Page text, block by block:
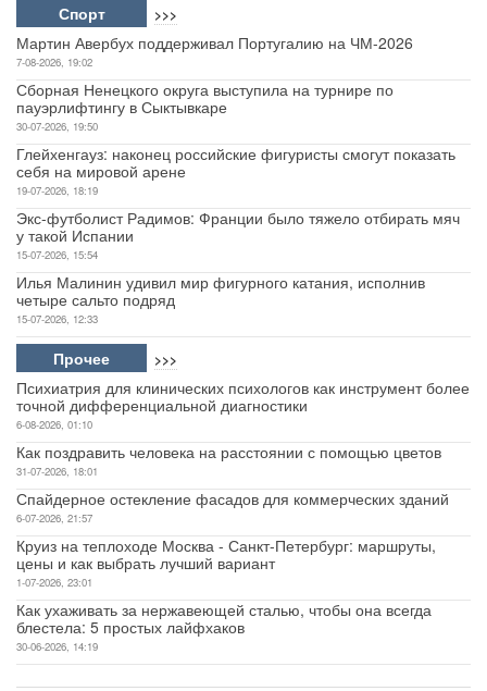
Спорт >>>
Мартин Авербух поддерживал Португалию на ЧМ-2026
7-08-2026, 19:02
Сборная Ненецкого округа выступила на турнире по
пауэрлифтингу в Сыктывкаре
30-07-2026, 19:50
Глейхенгауз: наконец российские фигуристы смогут показать
себя на мировой арене
19-07-2026, 18:19
Экс-футболист Радимов: Франции было тяжело отбирать мяч
у такой Испании
15-07-2026, 15:54
Илья Малинин удивил мир фигурного катания, исполнив
четыре сальто подряд
15-07-2026, 12:33
Прочее >>>
Психиатрия для клинических психологов как инструмент более
точной дифференциальной диагностики
6-08-2026, 01:10
Как поздравить человека на расстоянии с помощью цветов
31-07-2026, 18:01
Спайдерное остекление фасадов для коммерческих зданий
6-07-2026, 21:57
Круиз на теплоходе Москва - Санкт-Петербург: маршруты,
цены и как выбрать лучший вариант
1-07-2026, 23:01
Как ухаживать за нержавеющей сталью, чтобы она всегда
блестела: 5 простых лайфхаков
30-06-2026, 14:19